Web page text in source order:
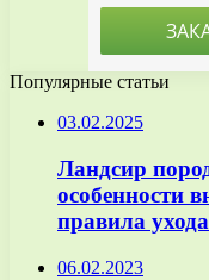
Популярные статьи
03.02.2025
Ландсир
особенности
правила
06.02.2023